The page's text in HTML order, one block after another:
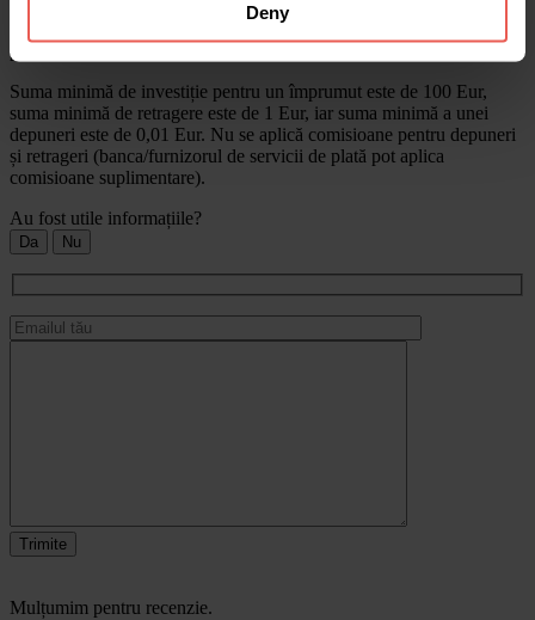
Deny
Nu există limite privind numărul de depuneri, investiții sau mărimea
portofoliului.
Suma minimă de investiție pentru un împrumut este de 100 Eur,
suma minimă de retragere este de 1 Eur, iar suma minimă a unei
depuneri este de 0,01 Eur. Nu se aplică comisioane pentru depuneri
și retrageri (banca/furnizorul de servicii de plată pot aplica
comisioane suplimentare).
Au fost utile informațiile?
Da Nu
Trimite
Mulțumim pentru recenzie.